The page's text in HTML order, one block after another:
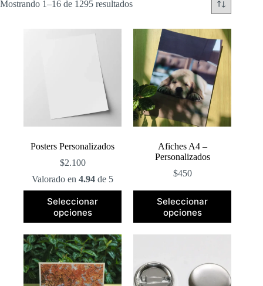
Mostrando 1–16 de 1295 resultadosOrdenado
Posters Personalizados
$2.100
Valorado en4.94 de 5
Seleccionar
opciones
producto
tiene
variantes.
Las
opciones
se
pueden
Afiches A4 –
Personalizados
$450
Seleccionar
opciones
producto
tiene
variantes.
pueden